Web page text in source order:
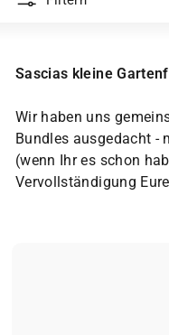
Sascias kleine
Wir haben uns
Bundles ausgedacht -
(wenn Ihr es schon
Vervollständigung